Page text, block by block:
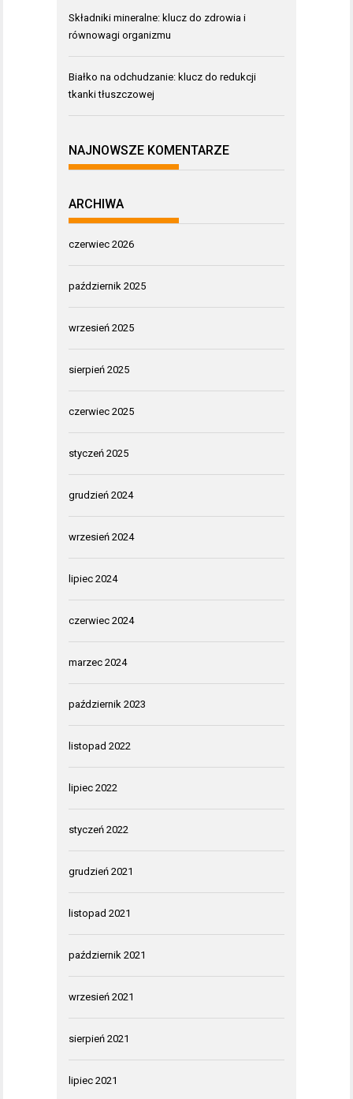
Składniki mineralne: klucz do zdrowia i
równowagi organizmu
Białko na odchudzanie: klucz do redukcji
tkanki tłuszczowej
NAJNOWSZE KOMENTARZE
ARCHIWA
czerwiec 2026
październik 2025
wrzesień 2025
sierpień 2025
czerwiec 2025
styczeń 2025
grudzień 2024
wrzesień 2024
lipiec 2024
czerwiec 2024
marzec 2024
październik 2023
listopad 2022
lipiec 2022
styczeń 2022
grudzień 2021
listopad 2021
październik 2021
wrzesień 2021
sierpień 2021
lipiec 2021